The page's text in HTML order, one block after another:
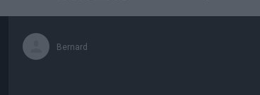
Bernard